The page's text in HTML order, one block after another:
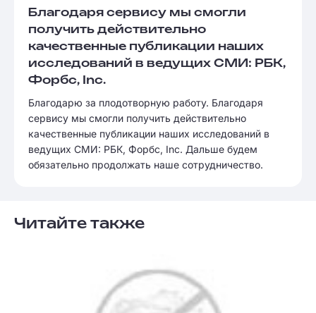
Благодаря сервису мы смогли
получить действительно
качественные публикации наших
исследований в ведущих СМИ: РБК,
Форбс, Inc.
Благодарю за плодотворную работу. Благодаря
сервису мы смогли получить действительно
качественные публикации наших исследований в
ведущих СМИ: РБК, Форбс, Inc. Дальше будем
обязательно продолжать наше сотрудничество.
Читайте также